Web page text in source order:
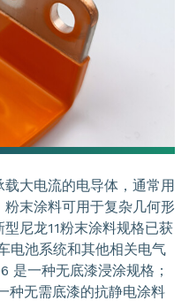
大电流的电导体，通常用
末涂料可用于复杂几何形
尼龙11粉末涂料规格已获
电池系统和其他相关电气
是一种无底漆浸涂规格；
种无需底漆的抗静电涂料